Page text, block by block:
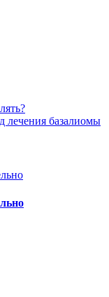
лечения базалиомы